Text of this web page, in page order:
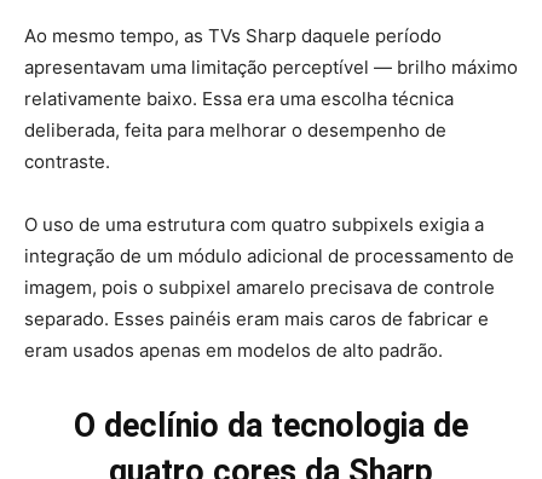
Ao mesmo tempo, as TVs Sharp daquele período
apresentavam uma limitação perceptível — brilho máximo
relativamente baixo. Essa era uma escolha técnica
deliberada, feita para melhorar o desempenho de
contraste.
O uso de uma estrutura com quatro subpixels exigia a
integração de um módulo adicional de processamento de
imagem, pois o subpixel amarelo precisava de controle
separado. Esses painéis eram mais caros de fabricar e
eram usados apenas em modelos de alto padrão.
O declínio da tecnologia de